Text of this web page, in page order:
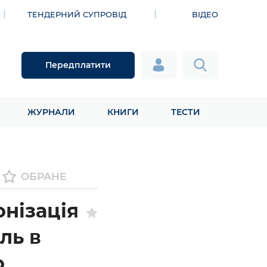
ТЕНДЕРНИЙ СУПРОВІД ВІДЕО
Передплатити
ЖУРНАЛИ КНИГИ ТЕСТИ
ОБРАНЕ
в